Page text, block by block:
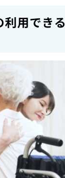
用でき